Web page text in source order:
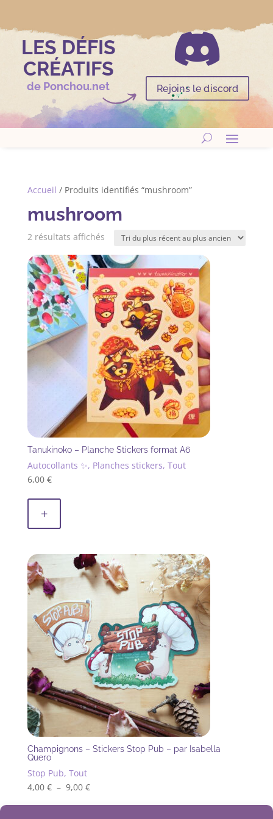
LES DÉFIS
CRÉATIFS
de Ponchou.net

Rejoins le discord
Accueil / Produits identifiés “mushroom”
mushroom
2 résultats affichésTrié
plus
récent
au
plus
ancien
Tanukinoko – Planche Stickers format A6
Autocollants ✨, Planches stickers, Tout
6,00 €
+
Champignons – Stickers Stop Pub – par Isabella
Quero
Stop Pub, Tout
4,00 € – 9,00 €Plage